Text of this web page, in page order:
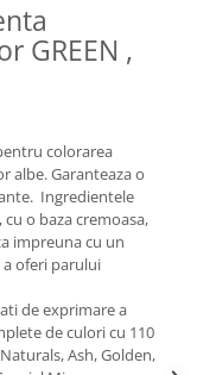
GREEN ,
colorarea
albe. Garanteaza o
Ingredientele
o baza cremoasa,
impreuna cu un
oferi parului
de exprimare a
de culori cu 110
Ash, Golden,